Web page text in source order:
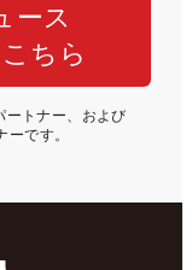
ース
ちら
ートナー、および
ーです。